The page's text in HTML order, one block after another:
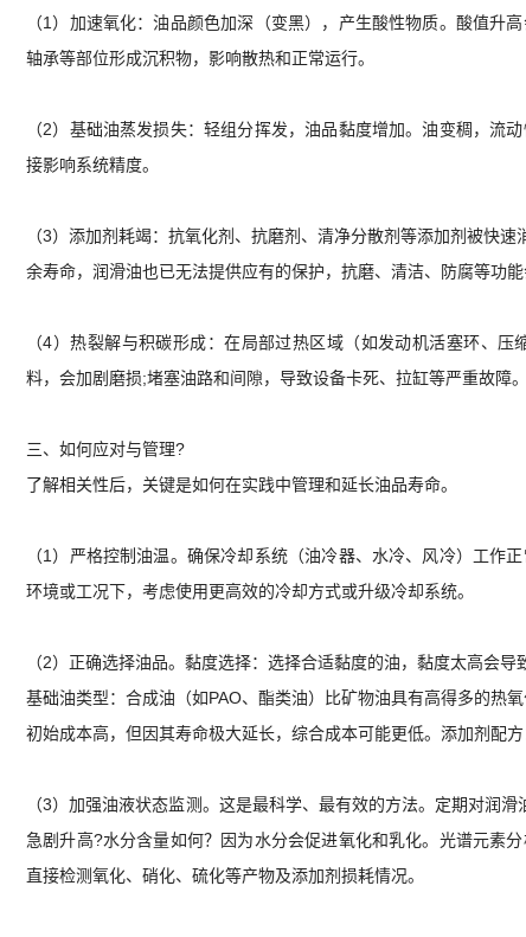
（1）加速氧化：油品颜色加深（变黑），产生酸性物质。酸值升
轴承等部位形成沉积物，影响散热和正常运行。
（2）基础油蒸发损失：轻组分挥发，油品黏度增加。油变稠，流
接影响系统精度。
（3）添加剂耗竭：抗氧化剂、抗磨剂、清净分散剂等添加剂被快
余寿命，润滑油也已无法提供应有的保护，抗磨、清洁、防腐等功能
（4）热裂解与积碳形成：在局部过热区域（如发动机活塞环、
料，会加剧磨损;堵塞油路和间隙，导致设备卡死、拉缸等严重故障。
三、如何应对与管理?
了解相关性后，关键是如何在实践中管理和延长油品寿命。
（1）严格控制油温。确保冷却系统（油冷器、水冷、风冷）工作
环境或工况下，考虑使用更高效的冷却方式或升级冷却系统。
（2）正确选择油品。黏度选择：选择合适黏度的油，黏度太高会导
基础油类型：合成油（如PAO、酯类油）比矿物油具有高得多的热
初始成本高，但因其寿命极大延长，综合成本可能更低。添加剂配
（3）加强油液状态监测。这是最科学、最有效的方法。定期对润
急剧升高?水分含量如何？因为水分会促进氧化和乳化。光谱元素
直接检测氧化、硝化、硫化等产物及添加剂损耗情况。